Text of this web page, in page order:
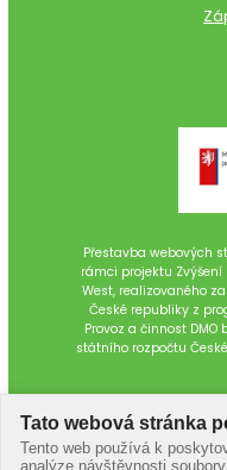
Přestavba webových
rámci projektu
West, realizovaného
České republiky z
Provoz a činnost
státního rozpočtu
Tato webová stránka
Tento web používá k
analýze návštěvnosti soubory